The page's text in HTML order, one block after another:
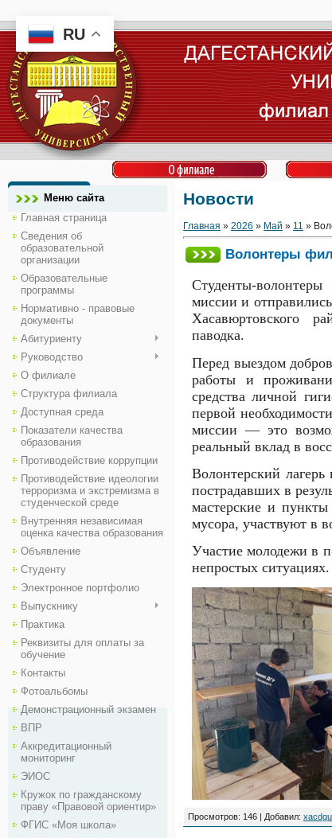
Меню сайта
Главная страница
Сведения об
образовательной
организации
Образовательные
программы
Нормативно - правовые
документы
Абитуриенту
Руководство
О филиале
Структура филиала
Доступная среда
Показатели качества
образования
Противодействие коррупции
Противодействие идеологии
терроризма и экстремизма в
студенческой среде
Внутренняя независимая
оценка качества образования
Объявление
Студенту
Электронное портфолио
Выпускнику
Практика
Реквизиты для оплаты за
обучение
Контакты
Фотоальбомы
Демонстрационный экзамен
ВПР
Аккредитационный
мониторинг
ЭИОС
Кружок по гражданскому
праву «Правовой ориентир»
ФГИС «Моя школа»
RU
Новости
Главная » 2026 » Май » 11 »
Волонтеры
Студенты-
миссии и
Хасавюртовского
паводка.
Перед выездом
работы и
средства личной
первой
миссии — это
реальный вклад в
Волонтерский
пострадавших в
мастерские и
мусора, участвуют в
Участие молодежи в
непростых ситуациях.
Просмотров: 146 | Добавил: xacdgu